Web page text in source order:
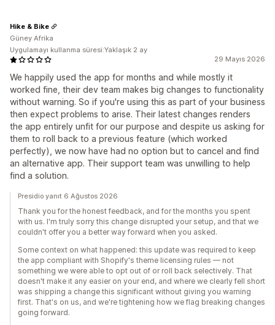
29 Mayıs 2026
We happily used the app for months and while mostly it
worked fine, their dev team makes big changes to functionality
without warning. So if you're using this as part of your business
then expect problems to arise. Their latest changes renders
the app entirely unfit for our purpose and despite us asking for
them to roll back to a previous feature (which worked
perfectly), we now have had no option but to cancel and find
an alternative app. Their support team was unwilling to help
find a solution.
Hike & Bike
Güney Afrika
Uygulamayı kullanma süresi:Yaklaşık 2 ay
Presidio yanıt 6 Ağustos 2026
Thank you for the honest feedback, and for the months you spent
with us. I'm truly sorry this change disrupted your setup, and that we
couldn't offer you a better way forward when you asked.
Some context on what happened: this update was required to keep
the app compliant with Shopify's theme licensing rules — not
something we were able to opt out of or roll back selectively. That
doesn't make it any easier on your end, and where we clearly fell short
was shipping a change this significant without giving you warning
first. That's on us, and we're tightening how we flag breaking changes
going forward.